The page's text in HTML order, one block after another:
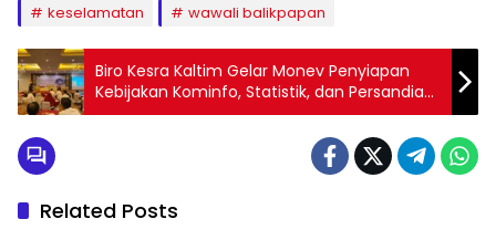
keselamatan
wawali balikpapan
Biro Kesra Kaltim Gelar Monev Penyiapan
Kebijakan Kominfo, Statistik, dan Persandian
Tahun 2025
Related Posts